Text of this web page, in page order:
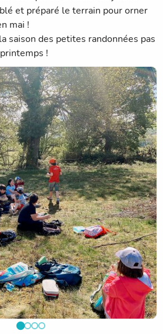
et préparé le terrain pour orner
mai !
saison des petites randonnées pas
!